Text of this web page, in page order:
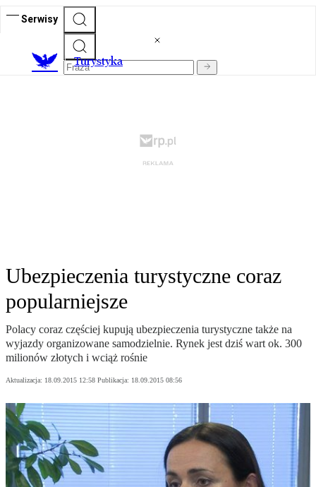
Serwisy
Turystyka
Ubezpieczenia turystyczne coraz
popularniejsze
Polacy coraz częściej kupują ubezpieczenia turystyczne także na
wyjazdy organizowane samodzielnie. Rynek jest dziś wart ok. 300
milionów złotych i wciąż rośnie
Aktualizacja: 18.09.2015 12:58 Publikacja: 18.09.2015 08:56